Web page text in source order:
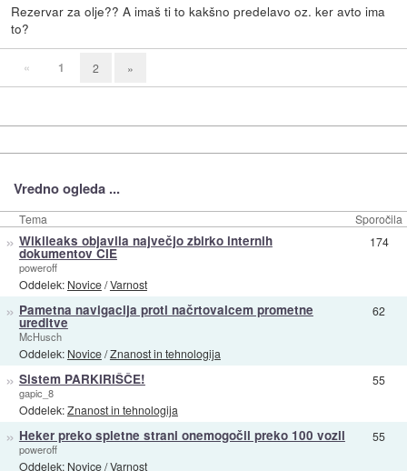
Rezervar za olje?? A imaš ti to kakšno predelavo oz. ker avto ima
to?
« 1 2 »
Vredno ogleda ...
Tema Sporočila
» Wikileaks objavila največjo zbirko internih
dokumentov CIE
poweroff
Oddelek: Novice/Varnost
174
» Pametna navigacija proti načrtovalcem prometne
ureditve
McHusch
Oddelek: Novice/Znanost in tehnologija
62
» Sistem PARKIRIŠČE!
gapic_8
Oddelek:Znanost in tehnologija
55
» Heker preko spletne strani onemogočil preko 100 vozil
poweroff
Oddelek: Novice/Varnost
55